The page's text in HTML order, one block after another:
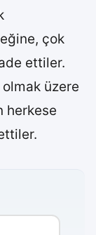
çok
ettiler.
olmak üzere
herkese